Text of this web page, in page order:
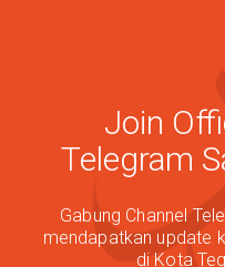
Join
Telegram
Gabung Channel
mendapatkan update
di Kota